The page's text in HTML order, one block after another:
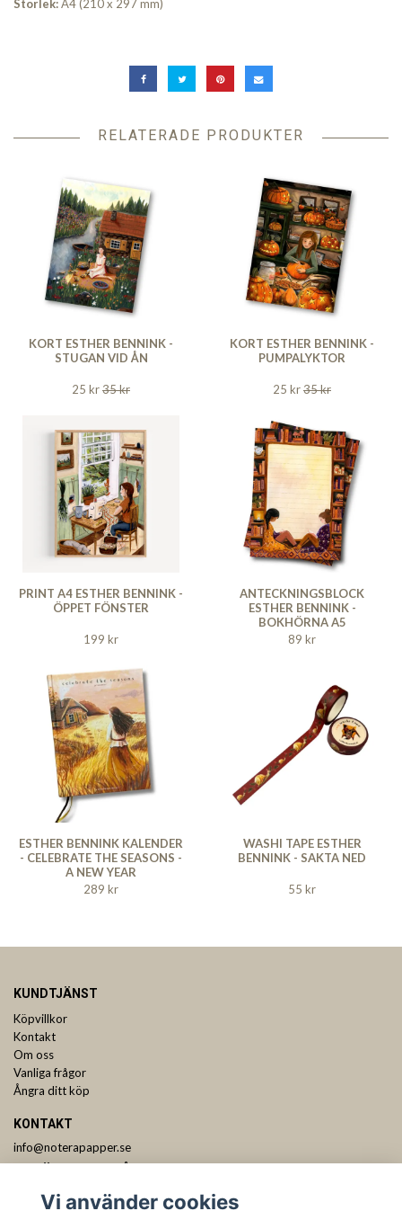
Storlek:A4 (210 x 297 mm)
RELATERADE PRODUKTER
KORT ESTHER BENNINK -
STUGAN VID ÅN
25 kr35 kr
KORT ESTHER BENNINK -
PUMPALYKTOR
25 kr35 kr
PRINT A4 ESTHER BENNINK -
ÖPPET FÖNSTER
199 kr
ANTECKNINGSBLOCK
ESTHER BENNINK -
BOKHÖRNA A5
89 kr
ESTHER BENNINK KALENDER
- CELEBRATE THE SEASONS -
A NEW YEAR
289 kr
WASHI TAPE ESTHER
BENNINK - SAKTA NED
55 kr
KUNDTJÄNST
Köpvillkor
Kontakt
Om oss
Vanliga frågor
Ångra ditt köp
KONTAKT
info@noterapapper.se
Vi använder cookies